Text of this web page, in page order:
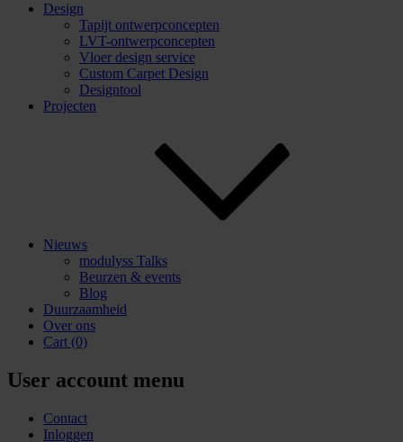
Design
Tapijt ontwerpconcepten
LVT-ontwerpconcepten
Vloer design service
Custom Carpet Design
Designtool
Projecten
Nieuws
modulyss Talks
Beurzen & events
Blog
Duurzaamheid
Over ons
Cart (0)
User account menu
Contact
Inloggen